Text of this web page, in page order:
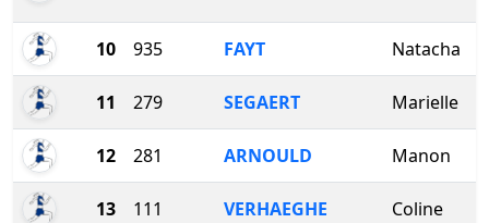
10 935 FAYT Natacha
11 279 SEGAERT Marielle
12 281 ARNOULD Manon
13 111 VERHAEGHE Coline